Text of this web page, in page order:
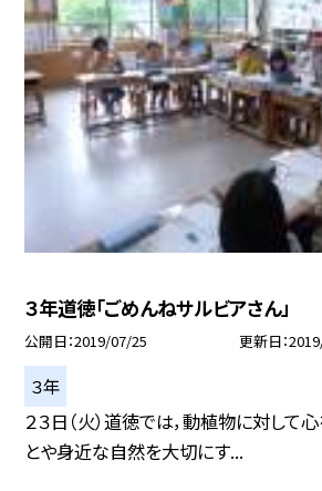
３年道徳「ごめんねサルビアさん」
公開日 2019/07/25 更新日
３年
２３日（火）道徳では，動植物に対して
とや身近な自然を大切にす...